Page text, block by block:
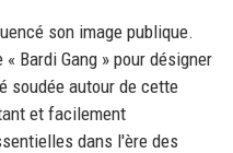
son image publique.
Bardi Gang » pour désigner
soudée autour de cette
et facilement
dans l'ère des